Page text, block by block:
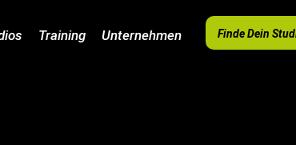
Finde Dein
Training Unternehmen